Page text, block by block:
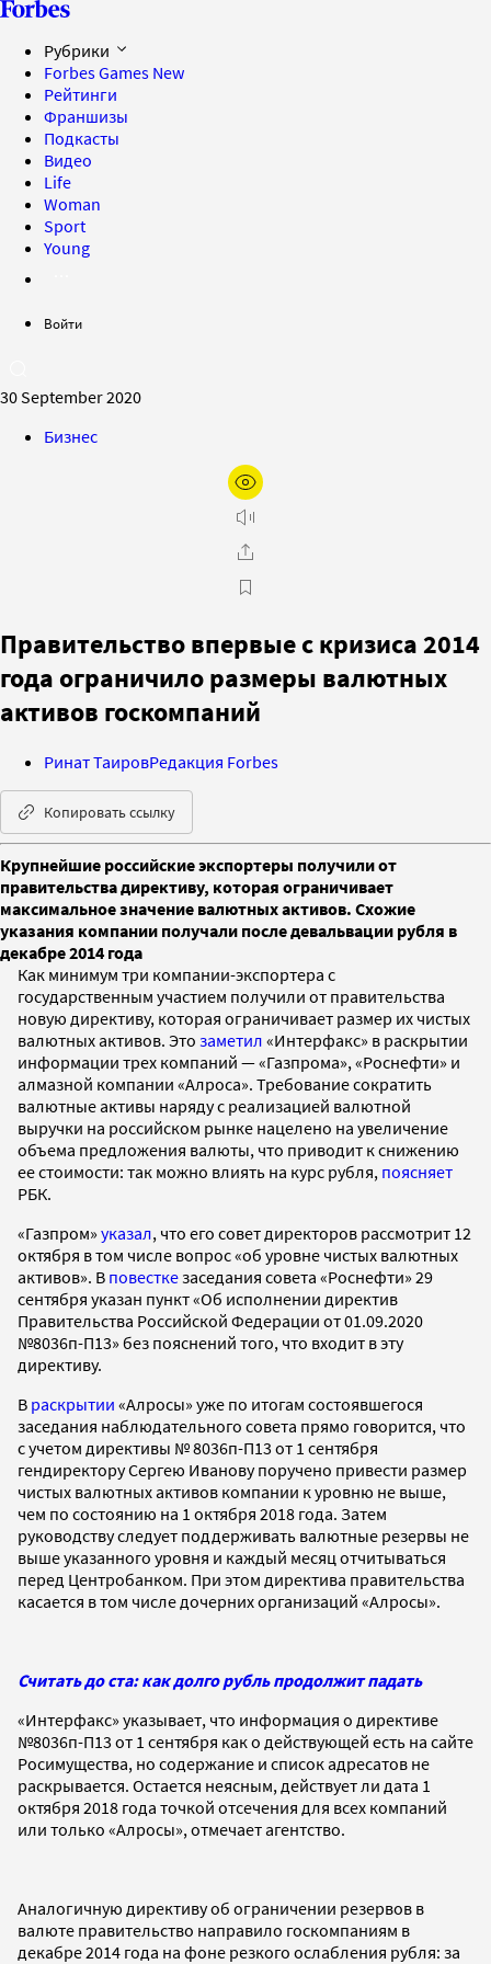
Рубрики
Forbes Games New
Рейтинги
Франшизы
Подкасты
Видео
Life
Woman
Sport
Young
Войти
30 September 2020
Бизнес
Правительство впервые с кризиса 2014
года ограничило размеры валютных
активов госкомпаний
Ринат ТаировРедакция Forbes
Копировать ссылку
Крупнейшие российские экспортеры получили от
правительства директиву, которая ограничивает
максимальное значение валютных активов. Схожие
указания компании получали после девальвации рубля в
декабре 2014 года
Как минимум три компании-экспортера с
государственным участием получили от правительства
новую директиву, которая ограничивает размер их чистых
валютных активов. Это заметил «Интерфакс» в раскрытии
информации трех компаний — «Газпрома», «Роснефти» и
алмазной компании «Алроса». Требование сократить
валютные активы наряду с реализацией валютной
выручки на российском рынке нацелено на увеличение
объема предложения валюты, что приводит к снижению
ее стоимости: так можно влиять на курс рубля, поясняет
РБК.
«Газпром» указал, что его совет директоров рассмотрит 12
октября в том числе вопрос «об уровне чистых валютных
активов». В повесткезаседания совета «Роснефти» 29
сентября указан пункт «Об исполнении директив
Правительства Российской Федерации от 01.09.2020
№8036п-П13» без пояснений того, что входит в эту
директиву.
В раскрытии «Алросы» уже по итогам состоявшегося
заседания наблюдательного совета прямо говорится, что
с учетом директивы № 8036п-П13 от 1 сентября
гендиректору Сергею Иванову поручено привести размер
чистых валютных активов компании к уровню не выше,
чем по состоянию на 1 октября 2018 года. Затем
руководству следует поддерживать валютные резервы не
выше указанного уровня и каждый месяц отчитываться
перед Центробанком. При этом директива правительства
касается в том числе дочерних организаций «Алросы».
Считать до ста: как долго рубль продолжит падать
«Интерфакс» указывает, что информация о директиве
№8036п-П13 от 1 сентября как о действующей есть на сайте
Росимущества, но содержание и список адресатов не
раскрывается. Остается неясным, действует ли дата 1
октября 2018 года точкой отсечения для всех компаний
или только «Алросы», отмечает агентство.
Аналогичную директиву об ограничении резервов в
валюте правительство направило госкомпаниям в
декабре 2014 года на фоне резкого ослабления рубля: за